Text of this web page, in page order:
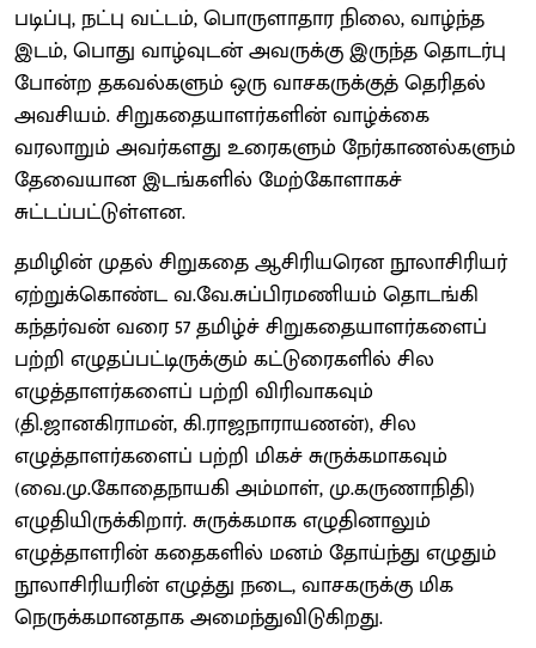
படிப்பு, நட்பு வட்டம், பொருளாதார நிலை, வாழ்ந்த
இடம், பொது வாழ்வுடன் அவருக்கு இருந்த தொடர்பு
போன்ற தகவல்களும் ஒரு வாசகருக்குத் தெரிதல்
அவசியம். சிறுகதையாளர்களின் வாழ்க்கை
வரலாறும் அவர்களது உரைகளும் நேர்காணல்களும்
தேவையான இடங்களில் மேற்கோளாகச்
சுட்டப்பட்டுள்ளன.
தமிழின் முதல் சிறுகதை ஆசிரியரென நூலாசிரியர்
ஏற்றுக்கொண்ட வ.வே.சுப்பிரமணியம் தொடங்கி
கந்தர்வன் வரை 57 தமிழ்ச் சிறுகதையாளர்களைப்
பற்றி எழுதப்பட்டிருக்கும் கட்டுரைகளில் சில
எழுத்தாளர்களைப் பற்றி விரிவாகவும்
(தி.ஜானகிராமன், கி.ராஜநாராயணன்), சில
எழுத்தாளர்களைப் பற்றி மிகச் சுருக்கமாகவும்
(வை.மு.கோதைநாயகி அம்மாள், மு.கருணாநிதி)
எழுதியிருக்கிறார். சுருக்கமாக எழுதினாலும்
எழுத்தாளரின் கதைகளில் மனம் தோய்ந்து எழுதும்
நூலாசிரியரின் எழுத்து நடை, வாசகருக்கு மிக
நெருக்கமானதாக அமைந்துவிடுகிறது.